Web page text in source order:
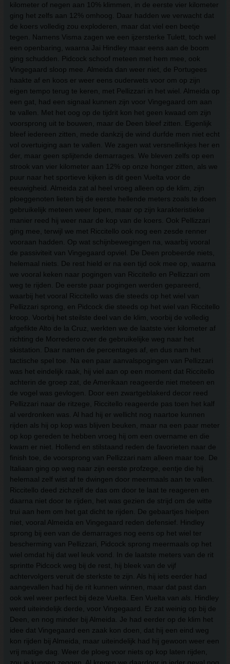
kilometer of negen aan 10% klimmen, in de eerste vier kilometer
ging het zelfs aan 12% omhoog. Daar hadden we verwacht dat
de koers volledig zou exploderen, maar dat viel een beetje
tegen. Namens Visma zagen we een ijzersterke Tulett, toch wel
een openbaring, waarna Jai Hindley maar eens aan de boom
ging schudden. Pidcock schoof meteen met hem mee, ook
Vingegaard sloop mee. Almeida dan weer niet, de Portugees
haakte af en koos er weer eens ouderwets voor om op zijn
eigen tempo terug te keren, met Pellizzari in het wiel. Almeida op
een gat, had een signaal kunnen zijn voor Vingegaard om aan
te vallen. Met het oog op de tijdrit kon het geen kwaad om zijn
voorsprong uit te bouwen, maar de Deen bleef zitten. Eigenlijk
bleef iedereen zitten, mede dankzij de wind durfde men niet echt
vol overtuiging aan te vallen. We zagen wat versnellinkjes her en
der, maar geen splijtende demarrages. We bleven zelfs op een
strook van vier kilometer aan 12% op onze honger zitten, als we
puur naar het sportieve kijken is dit geen Vuelta voor de
eeuwigheid. Almeida zat al heel vroeg alleen op de klim, zijn
ploeggenoten lieten bij de eerste hellende meters zoals te doen
gebruikelijk meteen weer lopen, maar op zijn karakteristieke
manier reed hij weer naar de kop van de koers. Ook Pellizzari
ging mee, terwijl we met Riccitello ook nog een zesde renner
vooraan hadden. Op wat schijnbewegingen na, waarbij vooral
de passiviteit van Vingegaard opviel. De Deen probeerde niets,
helemaal niets. De rest hield er na een tijd ook mee op, waarna
we vooral keken naar pogingen van Riccitello en Pellizzari om
weg te rijden. De eerste paar pogingen werden gepareerd,
waarbij het vooral Riccitello was die steeds op het wiel van
Pellizzari sprong, en Pidcock die steeds op het wiel van Riccitello
kroop. Voorbij het steilste deel van de klim, voorbij de volledig
afgefikte Alto de la Cruz, werkten we de laatste vier kilometer af
richting de Morredero over de gebruikelijke weg naar het
skistation. Daar namen de percentages af, en dus nam het
tactische spel toe. Na een paar aanvalspogingen van Pellizzari
was het eindelijk raak, hij viel aan op een moment dat Riccitello
achterin de groep zat, de Amerikaan reageerde niet meteen en
de vogel was gevlogen. Door een zwartgeblakerd decor reed
Pellizzari naar de ritzege, Riccitello reageerde pas toen het kalf
al verdronken was. Al had hij er wellicht nog naartoe kunnen
rijden als hij op kop was blijven beuken, maar na een paar meter
op kop gereden te hebben vroeg hij om een overname en die
kwam er niet. Hollend en stilstaand reden de favorieten naar de
finish toe, de voorsprong van Pellizzari nam alleen maar toe. De
Italiaan ging op weg naar zijn eerste profzege, eentje die hij
helemaal zelf wist af te dwingen door meermaals aan te vallen.
Riccitello deed zichzelf de das om door te laat te reageren en
daarna niet door te rijden, het was gezien de strijd om de witte
trui aan hem om het gat dicht te rijden. De gebaartjes hielpen
niet, vooral Almeida en Vingegaard reden defensief. Hindley
sprong bij een van de demarrages nog eens op het wiel ter
bescherming van Pellizzari, Pidcock sprong meermaals op het
wiel omdat hij dat wel leuk vond. In de laatste meters van de rit
sprintte Pidcock weg bij de rest, hij bleek van de vijf
achtervolgers veruit de sterkste te zijn. Als hij iets eerder had
aangevallen had hij de rit kunnen winnen, maar dat past dan
ook wel weer perfect bij deze Vuelta. Een Vuelta van als . Hindley
werd uiteindelijk derde, voor Vingegaard. Er zat weinig op bij de
Deen, en nog minder bij Almeida. Je had eerder op de klim het
idee dat Vingegaard een zaak kon doen, dat hij een eind weg
kon rijden bij Almeida, maar uiteindelijk had hij gewoon weer een
vrij matige dag. Weer de ploeg voor niets op kop laten rijden,